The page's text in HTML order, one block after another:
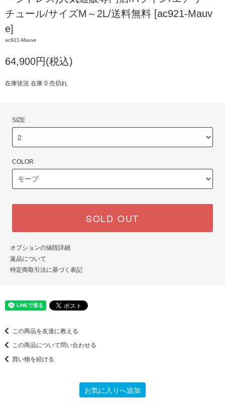
チュール/サイズM～2L/送料無料 [ac921-Mauv
e]
ac921-Mauve
64,900円(税込)
在庫状況 在庫 0 売切れ
SIZE
COLOR
SOLD OUT
オプションの値段詳細
返品について
特定商取引法に基づく表記
この商品を友達に教える
この商品について問い合わせる
買い物を続ける
お気に入りへ追加